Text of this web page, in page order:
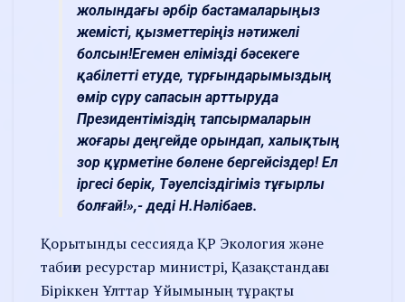
жолындағы әрбір бастамаларыңыз
жемісті, қызметтеріңіз нәтижелі
болсын!Егемен елімізді бәсекеге
қабілетті етуде, тұрғындарымыздың
өмір сүру сапасын арттыруда
Президентіміздің тапсырмаларын
жоғары деңгейде орындап, халықтың
зор құрметіне бөлене бергейсіздер! Ел
іргесі берік, Тәуелсіздігіміз тұғырлы
болғай!»,- деді Н.Нәлібаев.
Қорытынды сессияда ҚР Экология және
табиғи ресурстар министрі, Қазақстандағы
Біріккен Ұлттар Ұйымының тұрақты